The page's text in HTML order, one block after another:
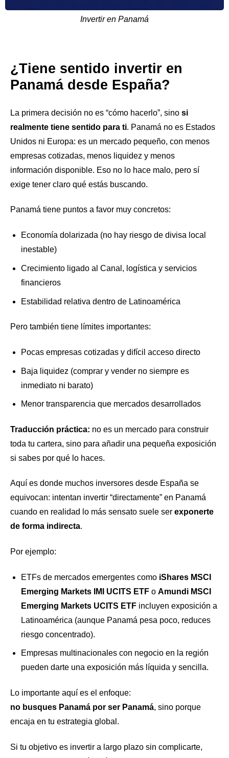
Invertir en Panamá
¿Tiene sentido invertir en
Panamá desde España?
La primera decisión no es “cómo hacerlo”, sino si
realmente tiene sentido para ti. Panamá no es Estados
Unidos ni Europa: es un mercado pequeño, con menos
empresas cotizadas, menos liquidez y menos
información disponible. Eso no lo hace malo, pero sí
exige tener claro qué estás buscando.
Panamá tiene puntos a favor muy concretos:
Economía dolarizada (no hay riesgo de divisa local
inestable)
Crecimiento ligado al Canal, logística y servicios
financieros
Estabilidad relativa dentro de Latinoamérica
Pero también tiene límites importantes:
Pocas empresas cotizadas y difícil acceso directo
Baja liquidez (comprar y vender no siempre es
inmediato ni barato)
Menor transparencia que mercados desarrollados
Traducción práctica: no es un mercado para construir
toda tu cartera, sino para añadir una pequeña exposición
si sabes por qué lo haces.
Aquí es donde muchos inversores desde España se
equivocan: intentan invertir “directamente” en Panamá
cuando en realidad lo más sensato suele ser exponerte
de forma indirecta.
Por ejemplo:
ETFs de mercados emergentes como iShares MSCI
Emerging Markets IMI UCITS ETFo Amundi MSCI
Emerging Markets UCITS ETFincluyen exposición a
Latinoamérica (aunque Panamá pesa poco, reduces
riesgo concentrado).
Empresas multinacionales con negocio en la región
pueden darte una exposición más líquida y sencilla.
Lo importante aquí es el enfoque:
no busques Panamá por ser Panamá, sino porque
encaja en tu estrategia global.
Si tu objetivo es invertir a largo plazo sin complicarte,